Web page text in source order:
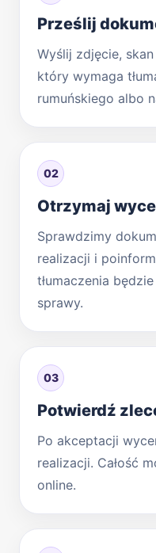
Prześlij
Wyślij zdjęcie,
który wymaga
rumuńskiego albo
02
Otrzymaj
Sprawdzimy
realizacji i
tłumaczenia
sprawy.
03
Potwierdź
Po akceptacji
realizacji. Całość
online.